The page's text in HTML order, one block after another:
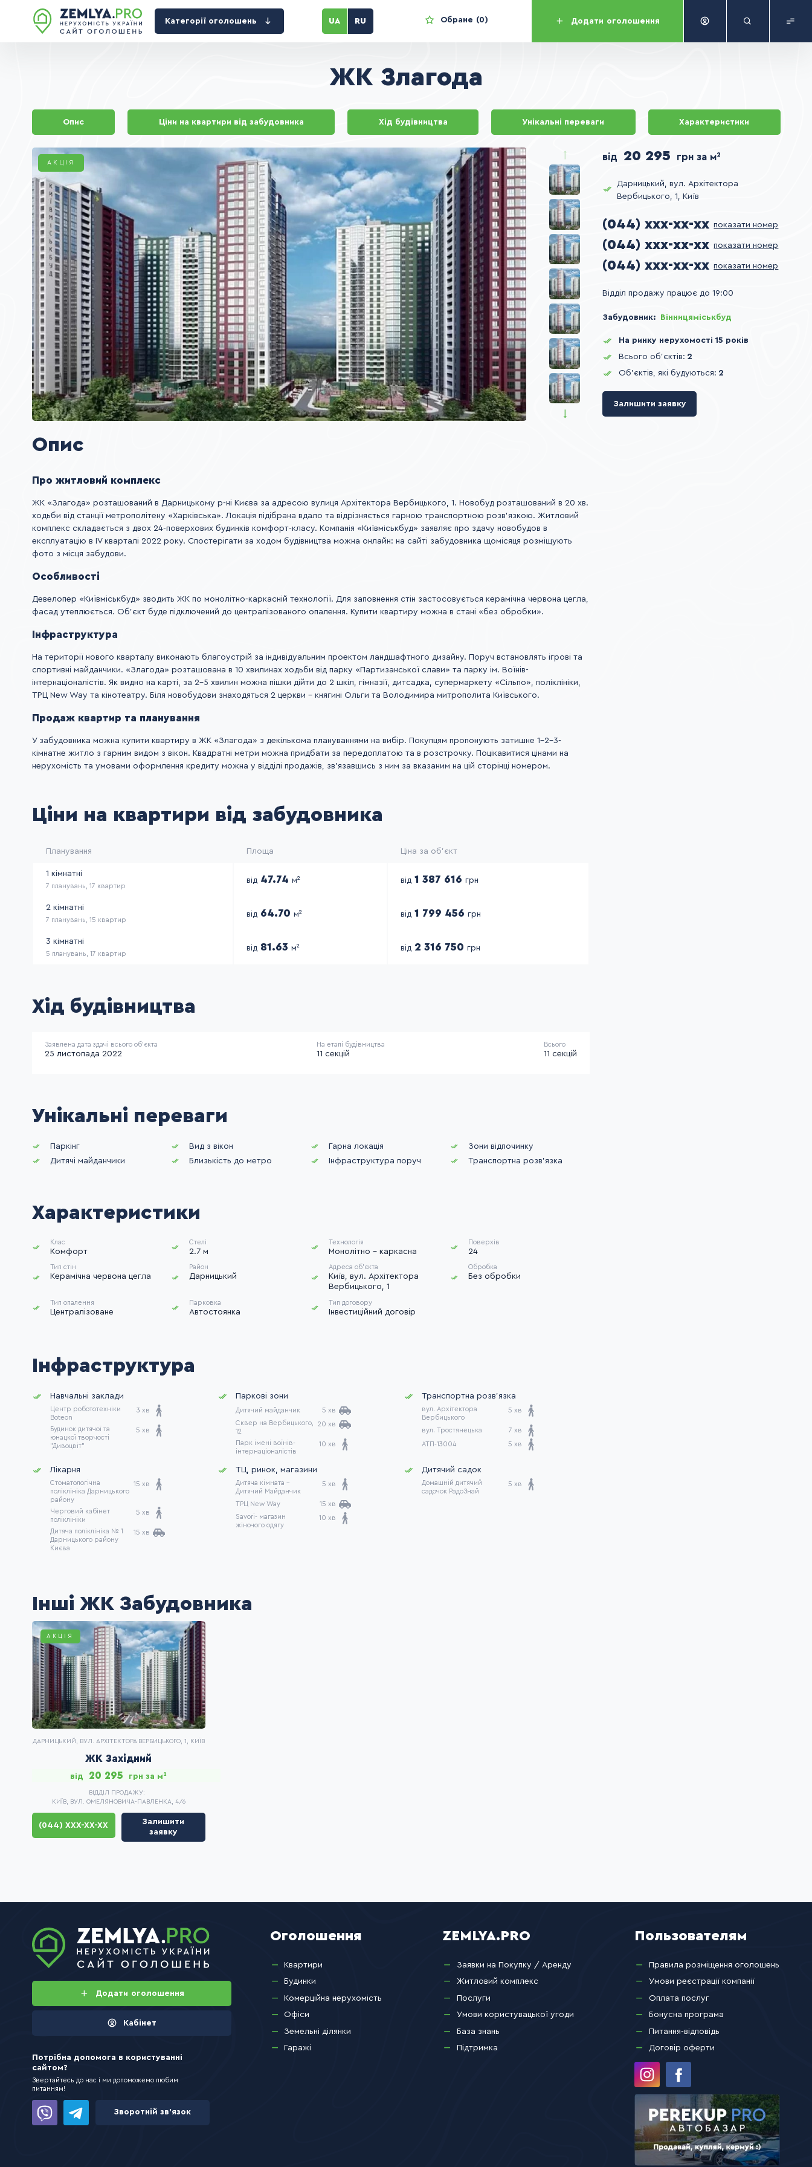
Категорії оголошень UA RU Обране 0 Додати оголошення
ЖК Злагода
Опис Ціни на квартири від забудовника Хід будівництва Унікальні переваги Характеристики
АКЦІЯ
Опис
Про житловий комплекс
ЖК «Злагода» розташований в Дарницькому р-ні Києва за адресою вулиця Архітектора Вербицького, 1. Новобуд розташований в 20 хв.
ходьби від станції метрополітену «Харківська». Локація підібрана вдало та відрізняється гарною транспортною розв'язкою. Житловий
комплекс складається з двох 24-поверхових будинків комфорт-класу. Компанія «Київміськбуд» заявляє про здачу новобудов в
експлуатацію в IV кварталі 2022 року. Спостерігати за ходом будівництва можна онлайн: на сайті забудовника щомісяця розміщують
фото з місця забудови.
Особливості
Девелопер «Київміськбуд» зводить ЖК по монолітно-каркасній технології. Для заповнення стін застосовується керамічна червона цегла,
фасад утеплюється. Об'єкт буде підключений до централізованого опалення. Купити квартиру можна в стані «без обробки».
Інфраструктура
На території нового кварталу виконають благоустрій за індивідуальним проектом ландшафтного дизайну. Поруч встановлять ігрові та
спортивні майданчики. «Злагода» розташована в 10 хвилинах ходьби від парку «Партизанської слави» та парку ім. Воїнів-
інтернаціоналістів. Як видно на карті, за 2-5 хвилин можна пішки дійти до 2 шкіл, гімназії, дитсадка, супермаркету «Сільпо», поліклініки,
ТРЦ New Way та кінотеатру. Біля новобудови знаходяться 2 церкви – княгині Ольги та Володимира митрополита Київського.
Продаж квартир та планування
У забудовника можна купити квартиру в ЖК «Злагода» з декількома плануваннями на вибір. Покупцям пропонують затишне 1-2-3-
кімнатне житло з гарним видом з вікон. Квадратні метри можна придбати за передоплатою та в розстрочку. Поцікавитися цінами на
нерухомість та умовами оформлення кредиту можна у відділі продажів, зв'язавшись з ним за вказаним на цій сторінці номером.
Ціни на квартири від забудовника
Планування Площа Ціна за об'єкт
1 кімнатні
7 планувань 17 квартир
від 47.74 м² від 1 387 616 грн
2 кімнатні
7 планувань 15 квартир
від 64.70 м² від 1 799 456 грн
3 кімнатні
5 планувань 17 квартир
від 81.63 м² від 2 316 750 грн
Хід будівництва
Заявлена дата здачі всього об’єкта
25 листопада 2022
На етапі будівництва
11 секцій
Всього
11 секцій
Унікальні переваги
Паркінг Вид з вікон Гарна локація
Зони відпочинку
Дитячі майданчики
Близькість до метро Інфраструктура поруч Транспортна розв'язка
Характеристики
Клас
Комфорт
Стелі
2.7 м
Технологія
Монолітно - каркасна
Поверхів
24
Тип стін
Керамічна червона цегла
Район
Дарницький
Адреса об'єкта
Київ, вул. Архітектора
Вербицького, 1
Обробка
Без обробки
Тип опалення
Централізоване
Парковка
Автостоянка
Тип договору
Інвестиційний договір
Інфраструктура
Навчальні заклади
Центр робототехніки
Boteon
3 хв
Будинок дитячої та
юнацкої творчості
"Дивоцвіт"
5 хв
Паркові зони
Дитячий майданчик
5 хв
Сквер на Вербицького,
12
20 хв
Парк імені воїнів-
інтернаціоналістів
10 хв
Транспортна розв'язка
вул. Архітектора
Вербицького
5 хв
вул. Тростянецька 7 хв
АТП-13004 5 хв
Лікарня
Стоматологічна
поліклініка Дарницького
району
15 хв
Черговий кабінет
поліклініки
5 хв
Дитяча поліклініка № 1
Дарницького району
Києва
15 хв
ТЦ, ринок, магазини
Дитяча кімната -
Дитячий Майданчик
5 хв
ТРЦ New Way
15 хв
Savori- магазин
жіночого одягу
10 хв
Дитячий садок
Домашній дитячий
садочок РадоЗнай
5 хв
від 20 295 грн за м²
Дарницький, вул. Архітектора
Вербицького, 1, Київ
(044) xxx-xx-xx показати номер
(044) xxx-xx-xx показати номер
(044) xxx-xx-xx показати номер
Відділ продажу працює до 19:00
Забудовник Вінницяміськбуд
На ринку нерухомості 15 років
Всього об'єктів: 2
Об'єктів, які будуються: 2
Залишити заявку
Інші ЖК Забудовника
АКЦІЯ
ДАРНИЦЬКИЙ, ВУЛ. АРХІТЕКТОРА ВЕРБИЦЬКОГО, 1, КИЇВ
ЖК Західний
від 20 295 грн за м²
ВІДДІЛ ПРОДАЖУ
КИЇВ, ВУЛ. ОМЕЛЯНОВИЧА-ПАВЛЕНКА, 4/6
(044) XXX-XX-XX
Залишити
заявку
Додати оголошення
Кабінет
Потрібна допомога в користуванні
сайтом?
Звертайтесь до нас і ми допоможемо любим
питанням!
Зворотній зв’язок
Оголошення
Квартири
Будинки
Комерційна нерухомість
Офіси
Земельні ділянки
Гаражі
ZEMLYA.PRO
Заявки на Покупку / Аренду
Житловий комплекс
Послуги
Умови користувацької угоди
База знань
Підтримка
Пользователям
Правила розміщення оголошень
Умови реєстрації компанії
Оплата послуг
Бонусна програма
Питання-відповідь
Договір оферти